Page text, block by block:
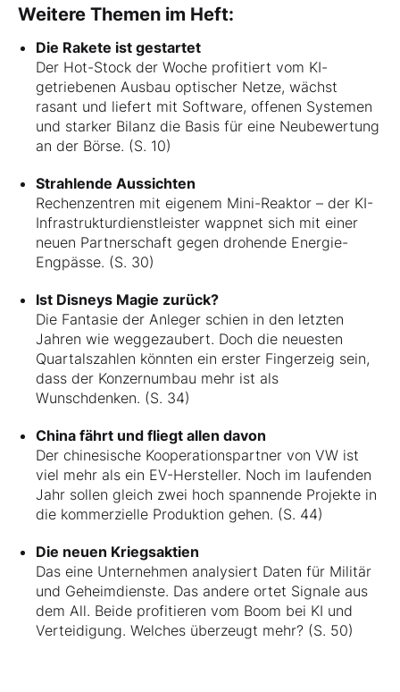
Weitere Themen im Heft:
Die Rakete ist gestartet
Der Hot-Stock der Woche profitiert vom KI-
getriebenen Ausbau optischer Netze, wächst
rasant und liefert mit Software, offenen Systemen
und starker Bilanz die Basis für eine Neubewertung
an der Börse. (S. 10)
Strahlende Aussichten
Rechenzentren mit eigenem Mini-Reaktor – der KI-
Infrastrukturdienstleister wappnet sich mit einer
neuen Partnerschaft gegen drohende Energie-
Engpässe. (S. 30)
Ist Disneys Magie zurück?
Die Fantasie der Anleger schien in den letzten
Jahren wie weggezaubert. Doch die neuesten
Quartalszahlen könnten ein erster Fingerzeig sein,
dass der Konzernumbau mehr ist als
Wunschdenken. (S. 34)
China fährt und fliegt allen davon
Der chinesische Kooperationspartner von VW ist
viel mehr als ein EV-Hersteller. Noch im laufenden
Jahr sollen gleich zwei hoch spannende Projekte in
die kommerzielle Produktion gehen. (S. 44)
Die neuen Kriegsaktien
Das eine Unternehmen analysiert Daten für Militär
und Geheimdienste. Das andere ortet Signale aus
dem All. Beide profitieren vom Boom bei KI und
Verteidigung. Welches überzeugt mehr? (S. 50)